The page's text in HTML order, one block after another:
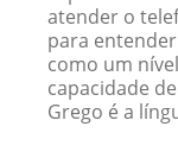
atender o
para
como um
capacidade
Grego é a